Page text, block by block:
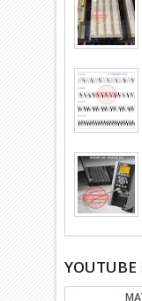
YOUTUBE